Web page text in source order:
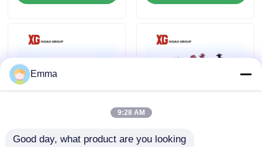
Luft-Lasttrennschalter
Netzverteilungs-Schaltanlage
JDZ-10 warf JDZ10-3KV 6KV 10kV
Emma
9:28 AM
Good day, what product are you looking